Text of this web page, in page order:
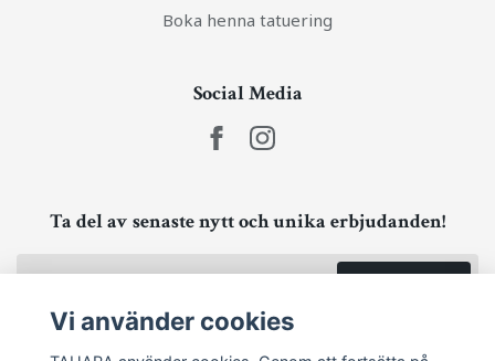
Boka henna tatuering
Social Media
Ta del av senaste nytt och unika erbjudanden!
Vi använder cookies